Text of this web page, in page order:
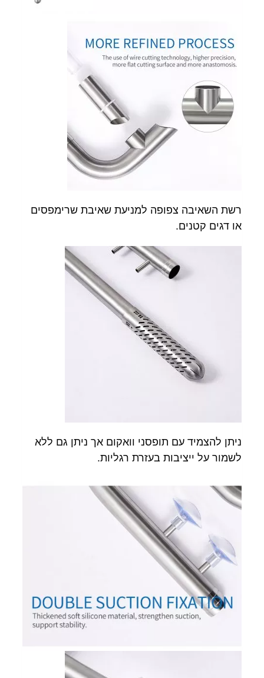
רשת השאיבה צפופה למניעת שאיבת שרימפסים
או דגים קטנים.
ניתן להצמיד עם תופסני וואקום אך ניתן גם ללא
לשמור על ייציבות בעזרת רגליות.